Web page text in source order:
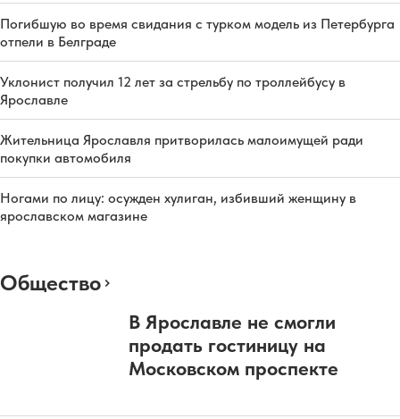
Погибшую во время свидания с турком модель из Петербурга
отпели в Белграде
Уклонист получил 12 лет за стрельбу по троллейбусу в
Ярославле
Жительница Ярославля притворилась малоимущей ради
покупки автомобиля
Ногами по лицу: осужден хулиган, избивший женщину в
ярославском магазине
Общество
В Ярославле не смогли
продать гостиницу на
Московском проспекте